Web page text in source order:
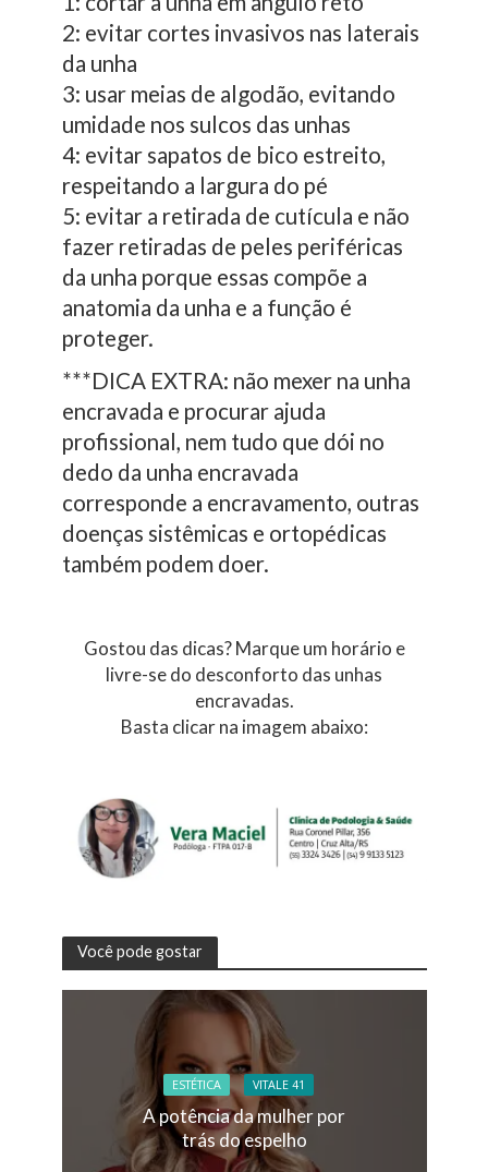
2: evitar cortes invasivos nas laterais
da unha
3: usar meias de algodão, evitando
umidade nos sulcos das unhas
4: evitar sapatos de bico estreito,
respeitando a largura do pé
5: evitar a retirada de cutícula e não
fazer retiradas de peles periféricas
da unha porque essas compõe a
anatomia da unha e a função é
proteger.
***DICA EXTRA: não mexer na unha
encravada e procurar ajuda
profissional, nem tudo que dói no
dedo da unha encravada
corresponde a encravamento, outras
doenças sistêmicas e ortopédicas
também podem doer.
Gostou das dicas? Marque um horário e
livre-se do desconforto das unhas
encravadas.
Basta clicar na imagem abaixo:
Você pode gostar
ESTÉTICA VITALE 41
A potência da mulher por
trás do espelho